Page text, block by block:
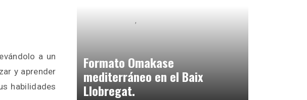
a un
y aprender
habilidades
Formato Omakase
mediterráneo en el Baix
Llobregat.